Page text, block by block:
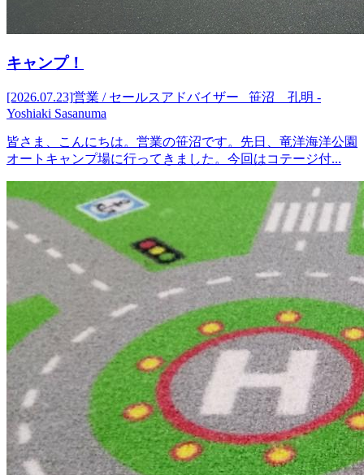
キャンプ！
[2026.07.23]営業 / セールスアドバイザー 笹沼 孔明 -
Yoshiaki Sasanuma
皆さま、こんにちは。営業の笹沼です。先日、竜洋海洋公園
オートキャンプ場に行ってきました。今回はコテージ付...